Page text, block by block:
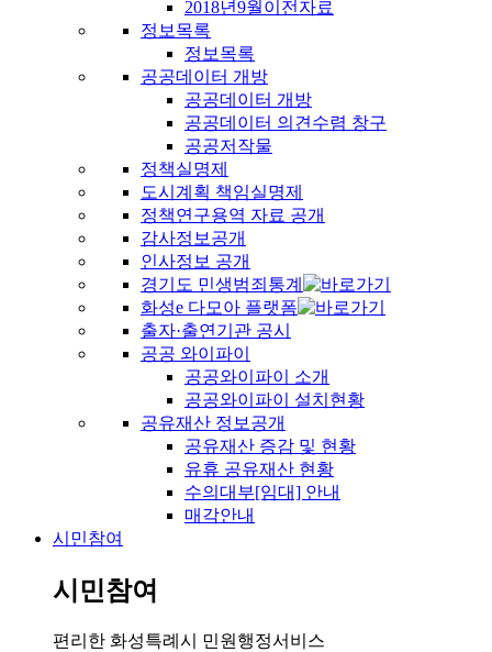
2018년9월이전자료
정보목록
정보목록
공공데이터 개방
공공데이터 개방
공공데이터 의견수렴 창구
공공저작물
정책실명제
도시계획 책임실명제
정책연구용역 자료 공개
감사정보공개
인사정보 공개
경기도 민생범죄통계
화성e 다모아 플랫폼
출자·출연기관 공시
공공 와이파이
공공와이파이 소개
공공와이파이 설치현황
공유재산 정보공개
공유재산 증감 및 현황
유휴 공유재산 현황
수의대부[임대] 안내
매각안내
시민참여
시민참여
편리한 화성특례시 민원행정서비스